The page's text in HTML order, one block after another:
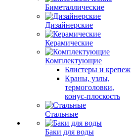
Биметаллические
Дизайнерские
Керамические
Комплектующие
Блистеры и крепеж
Краны, узлы,
термоголовки,
конус-плоскость
Стальные
Баки для воды